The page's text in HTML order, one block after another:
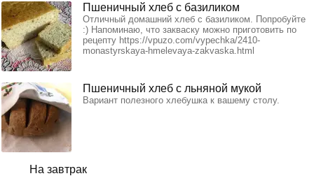
На завтрак
Пшеничный хлеб с базиликом
Отличный домашний хлеб с базиликом. Попробуйте
:) Напоминаю, что закваску можно приготовить по
рецепту https://vpuzo.com/vypechka/2410-
monastyrskaya-hmelevaya-zakvaska.html
Пшеничный хлеб с льняной мукой
Вариант полезного хлебушка к вашему столу.